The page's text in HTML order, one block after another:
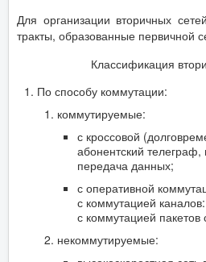
Для организации вторичных
тракты, образованные первичной
Классификация
По способу коммутации:
коммутируемые:
с кроссовой
абонентский телеграф,
передача данных;
с оперативной
с коммутацией
с коммутацией
некоммутируемые: